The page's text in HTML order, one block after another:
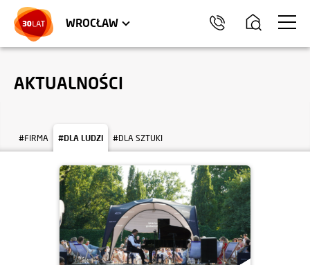
WROCŁAW
TRÓJMIASTO
AKTUALNOŚCI
#FIRMA #DLA LUDZI #DLA SZTUKI